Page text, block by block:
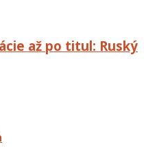
až po titul: Ruský